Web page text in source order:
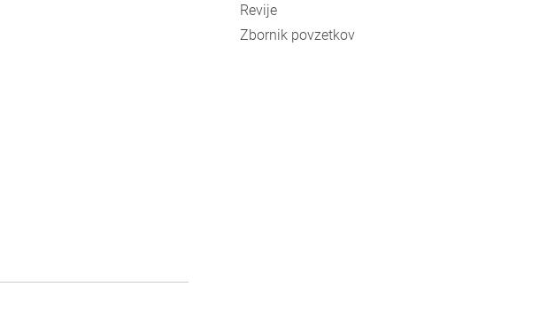
Revije
Zbornik povzetkov